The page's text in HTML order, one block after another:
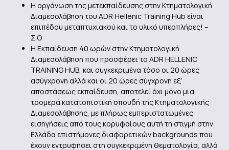
Η οργάνωση της μετεκπαίδευσης στην Κτηματολογική
Διαμεσολάβηση του ADR Hellenic Training Hub είναι
επιπέδου μεταπτυχιακού και το υλικό υπερπλήρες! –
Σ.Ο
Η Εκπαίδευση 40 ωρών στην Κτηματολογική
Διαμεσολάβηση που προσφέρει το ADR HELLENIC
TRAINING HUB, και συγκεκριμένα τόσο οι 20 ώρες
ασύγχρονη αλλά και οι 20 ώρες σύγχρονη εξ’
αποστάσεως εκπαίδευση, αποτελεί όχι μόνο μια
τρομερά κατατοπιστική σπουδή της Κτηματολογικής
Διαμεσολάβησης, με πλήρως εμπεριστατωμένες
εισηγήσεις από τους κορυφαίους αυτή τη στιγμή στην
Ελλάδα επιστήμονες διαφορετικών backgrounds που
έχουν εντρυφήσει στη συγκεκριμένη θεματολογία, αλλά